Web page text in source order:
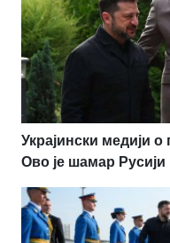
Украјински медији
Ово је шамар Русији